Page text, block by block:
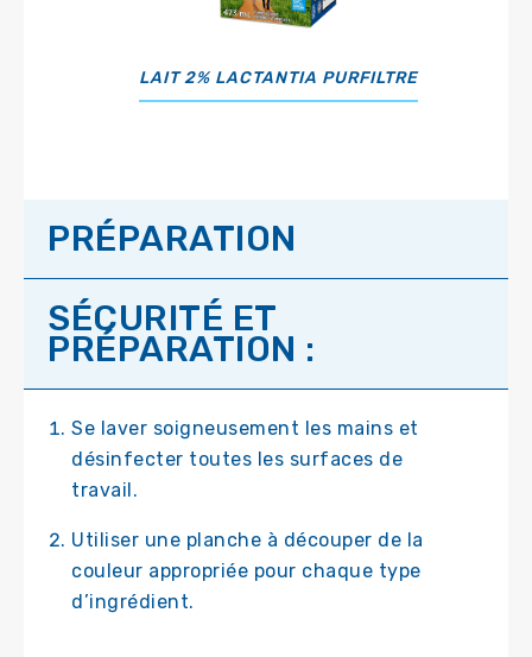
LAIT 2% LACTANTIA PURFILTRE
PRÉPARATION
SÉCURITÉ ET
PRÉPARATION :
Se laver soigneusement les mains et
désinfecter toutes les surfaces de
travail.
Utiliser une planche à découper de la
couleur appropriée pour chaque type
d’ingrédient.